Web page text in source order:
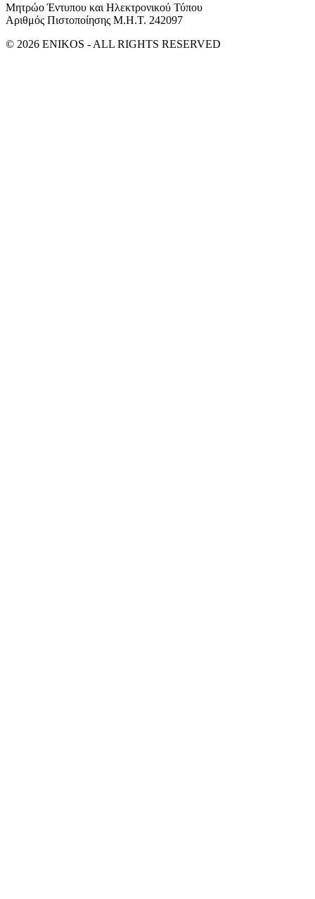
Μητρώο Έντυπου και Ηλεκτρονικού Τύπου
Αριθμός Πιστοποίησης Μ.Η.Τ. 242097
© 2026 ENIKOS - ALL RIGHTS RESERVED